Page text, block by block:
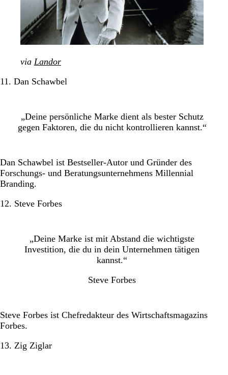
via Landor
11. Dan Schawbel
„Deine persönliche Marke dient als bester Schutz
gegen Faktoren, die du nicht kontrollieren kannst.“
Dan Schawbel ist Bestseller-Autor und Gründer des
Forschungs- und Beratungsunternehmens Millennial
Branding.
12. Steve Forbes
„Deine Marke ist mit Abstand die wichtigste
Investition, die du in dein Unternehmen tätigen
kannst.“
Steve Forbes
Steve Forbes ist Chefredakteur des Wirtschaftsmagazins
Forbes.
13. Zig Ziglar